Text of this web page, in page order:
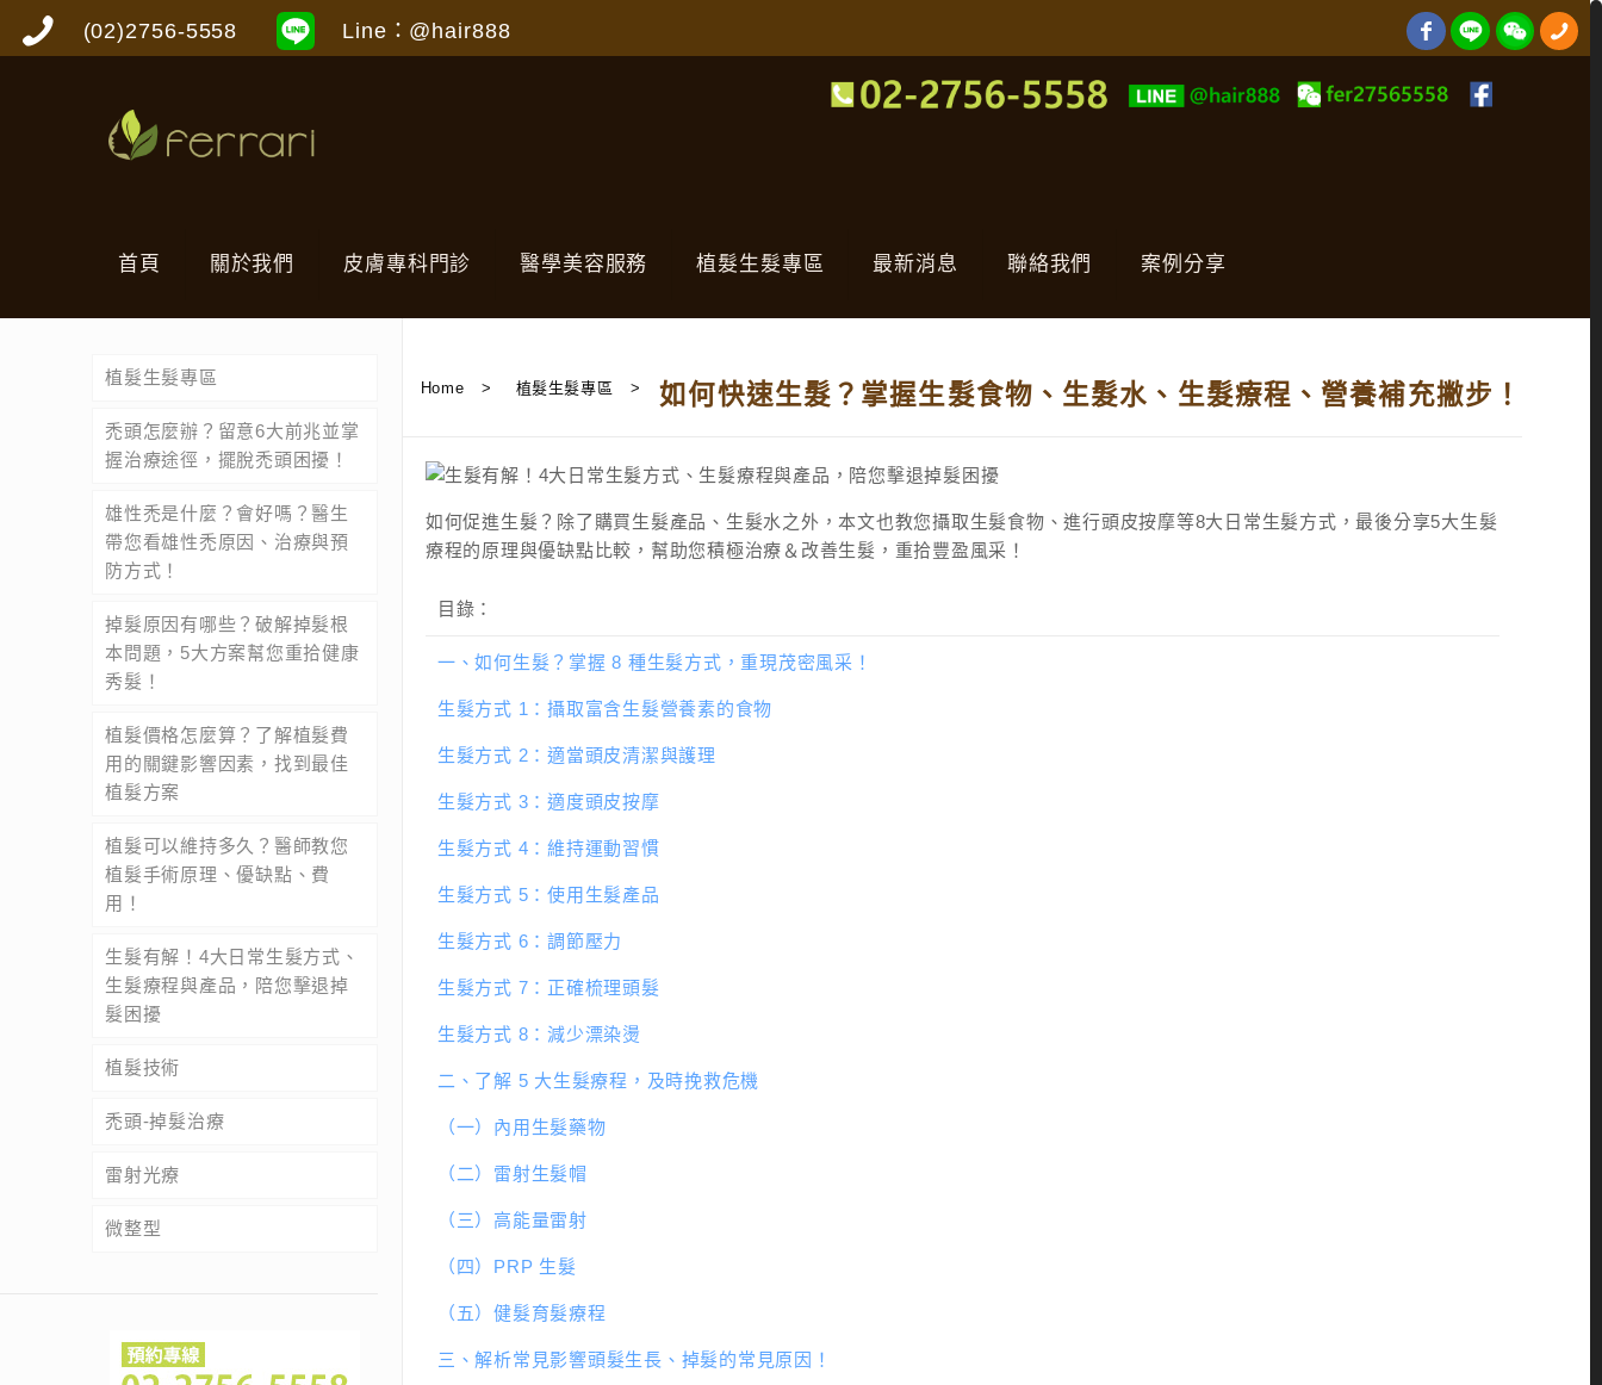
(02)2756-5558 Line：@hair888
首頁 關於我們 皮膚專科門診 醫學美容服務 植髮生髮專區 最新消息 聯絡我們 案例分享
如何快速生髮？掌握生髮食物、生髮水、生髮療程、營養補充撇步！
Home > 植髮生髮專區 >
如何促進生髮？除了購買生髮產品、生髮水之外，本文也教您攝取生髮食物、進行頭皮按摩等8大日常生髮方式，最後分享5大生髮
療程的原理與優缺點比較，幫助您積極治療＆改善生髮，重拾豐盈風采！
目錄：
一、如何生髮？掌握 8 種生髮方式，重現茂密風采！
生髮方式 1：攝取富含生髮營養素的食物
生髮方式 2：適當頭皮清潔與護理
生髮方式 3：適度頭皮按摩
生髮方式 4：維持運動習慣
生髮方式 5：使用生髮產品
生髮方式 6：調節壓力
生髮方式 7：正確梳理頭髮
生髮方式 8：減少漂染燙
二、 了解 5 大生髮療程，及時挽救危機
（一）內用生髮藥物
（二）雷射生髮帽
（三）高能量雷射
（四） PRP 生髮
（五）健髮育髮療程
三、解析常見影響頭髮生長、掉髮的常見原因！
植髮生髮專區
禿頭怎麼辦？留意6大前兆並掌
握治療途徑，擺脫禿頭困擾！
雄性禿是什麼？會好嗎？醫生
帶您看雄性禿原因、治療與預
防方式！
掉髮原因有哪些？破解掉髮根
本問題，5大方案幫您重拾健康
秀髮！
植髮價格怎麼算？了解植髮費
用的關鍵影響因素，找到最佳
植髮方案
植髮可以維持多久？醫師教您
植髮手術原理、優缺點、費
用！
生髮有解！4大日常生髮方式、
生髮療程與產品，陪您擊退掉
髮困擾
植髮技術
禿頭-掉髮治療
雷射光療
微整型